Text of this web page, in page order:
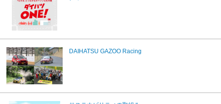
DAIHATSU GAZOO Racing